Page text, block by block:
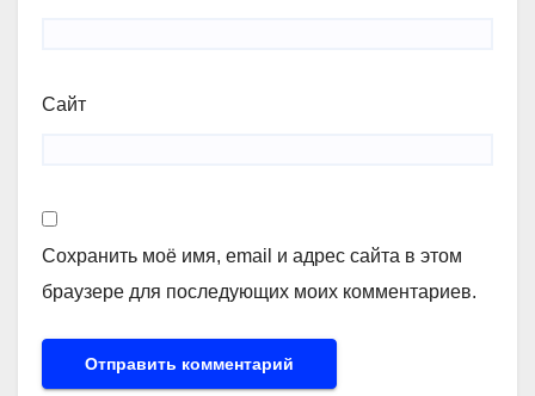
Сайт
Сохранить моё имя, email и адрес сайта в этом
браузере для последующих моих комментариев.